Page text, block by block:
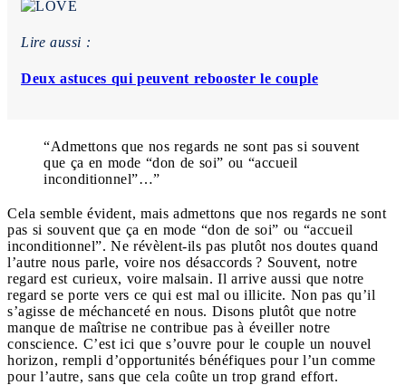
Lire aussi :
Deux astuces qui peuvent rebooster le couple
“Admettons que nos regards ne sont pas si souvent
que ça en mode “don de soi” ou “accueil
inconditionnel”…”
Cela semble évident, mais admettons que nos regards ne sont
pas si souvent que ça en mode “don de soi” ou “accueil
inconditionnel”. Ne révèlent-ils pas plutôt nos doutes quand
l’autre nous parle, voire nos désaccords ? Souvent, notre
regard est curieux, voire malsain. Il arrive aussi que notre
regard se porte vers ce qui est mal ou illicite. Non pas qu’il
s’agisse de méchanceté en nous. Disons plutôt que notre
manque de maîtrise ne contribue pas à éveiller notre
conscience. C’est ici que s’ouvre pour le couple un nouvel
horizon, rempli d’opportunités bénéfiques pour l’un comme
pour l’autre, sans que cela coûte un trop grand effort.